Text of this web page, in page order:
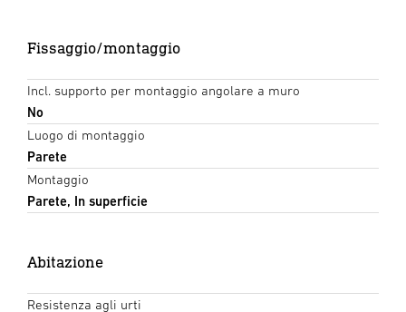
Fissaggio/montaggio
Incl. supporto per montaggio angolare a muro
No
Luogo di montaggio
Parete
Montaggio
Parete, In superficie
Abitazione
Resistenza agli urti